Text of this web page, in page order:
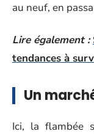
au neuf, en
Lire également :
tendances à
Un
Ici, la flambée